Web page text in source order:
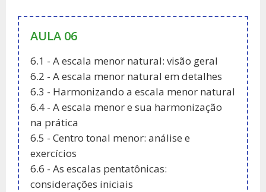
AULA 06
6.1 - A escala menor natural: visão geral
6.2 - A escala menor natural em detalhes
6.3 - Harmonizando a escala menor natural
6.4 - A escala menor e sua harmonização
na prática
6.5 - Centro tonal menor: análise e
exercícios
6.6 - As escalas pentatônicas:
considerações iniciais